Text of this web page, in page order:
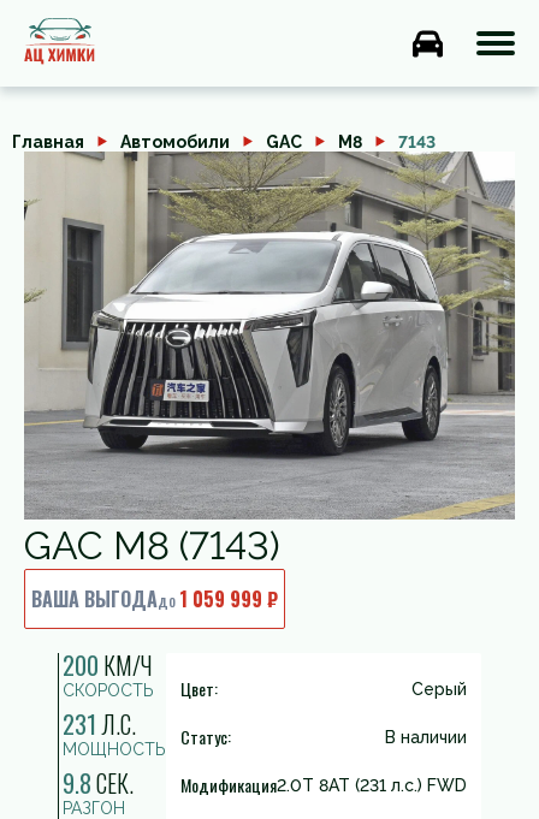
Главная Автомобили GAC M8 7143
GAC M8 (7143)
ВАША ВЫГОДАдо1 059 999 ₽
200 КМ/Ч
СКОРОСТЬ
231Л.С.
МОЩНОСТЬ
9.8СЕК.
РАЗГОН
Цвет: Серый
Статус: В наличии
Модификация2.0T 8AT (231 л.с.) FWD